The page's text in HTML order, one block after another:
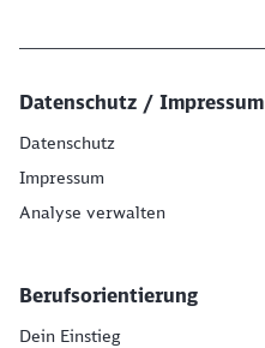
Datenschutz / Impressum
Datenschutz
Impressum
Analyse verwalten
Berufsorientierung
Dein Einstieg